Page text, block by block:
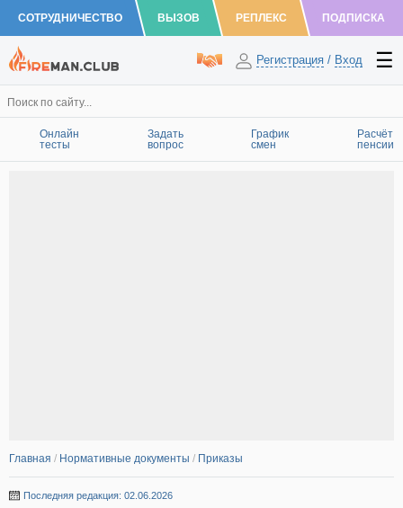
СОТРУДНИЧЕСТВО ВЫЗОВ РЕПЛЕКС ПОДПИСКА
Регистрация / Вход
Онлайн
тесты
Задать
вопрос
График
смен
Расчёт
пенсии
Главная / Нормативные документы / Приказы
Последняя редакция: 02.06.2026